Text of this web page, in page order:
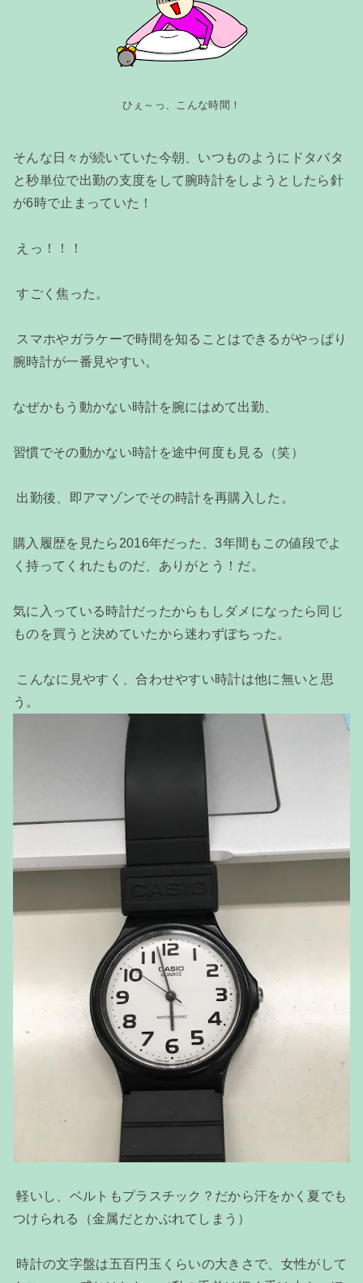
ひぇ～っ、こんな時間！
そんな日々が続いていた今朝、いつものようにドタバタ
と秒単位で出勤の支度をして腕時計をしようとしたら針
が6時で止まっていた！
えっ！！！
すごく焦った。
スマホやガラケーで時間を知ることはできるがやっぱり
腕時計が一番見やすい。
なぜかもう動かない時計を腕にはめて出勤、
習慣でその動かない時計を途中何度も見る（笑）
出勤後、即アマゾンでその時計を再購入した。
購入履歴を見たら2016年だった、3年間もこの値段でよ
く持ってくれたものだ、ありがとう！だ。
気に入っている時計だったからもしダメになったら同じ
ものを買うと決めていたから迷わずぽちった。
こんなに見やすく、合わせやすい時計は他に無いと思
う。
軽いし、ベルトもプラスチック？だから汗をかく夏でも
つけられる（金属だとかぶれてしまう）
時計の文字盤は五百円玉くらいの大きさで、女性がして